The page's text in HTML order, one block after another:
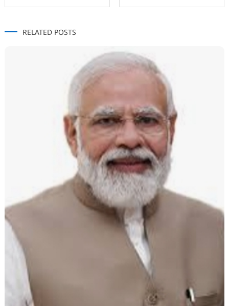
RELATED POSTS